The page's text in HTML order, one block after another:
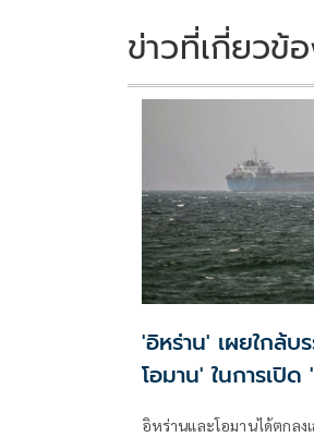
k k
ข่าวที่เกี่ยวข้
'อิหร่าน' เผยใกล้
โอมาน' ในการเปิ
แล้ว แต่การเปิดขึ้
อิหร่านและโอมานได้ตกลง